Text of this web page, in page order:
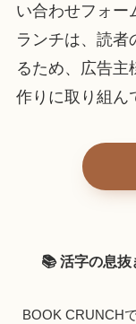
い合わせフォー
ランチは、読者
るため、広告主
作りに取り組ん
📚 活字の息抜
BOOK CRUNCH